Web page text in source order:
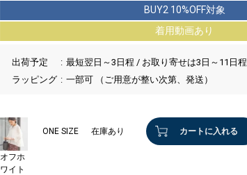
BUY2 10%OFF対象
着用動画あり
出荷予定
最短翌日～3日程 / お取り寄せは3日～11日程
ラッピング
一部可 （ご用意が整い次第、発送）
オフホ
ワイト
ONE SIZE 在庫あり カートに入れる